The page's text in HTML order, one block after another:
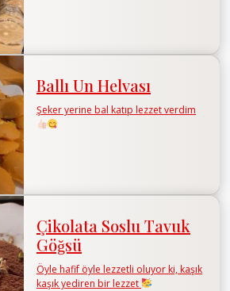
Ballı Un Helvası
Şeker yerine bal katıp lezzet verdim
Çikolata Soslu Tavuk
Göğsü
Öyle hafif öyle lezzetli oluyor ki, kaşık
kaşık yediren bir lezzet